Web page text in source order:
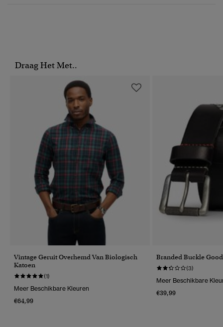
Draag Het Met..
Vintage Geruit Overhemd Van Biologisch
Katoen
(1)
Meer Beschikbare Kleuren
€64,99
Branded Buckle
(3)
Meer Beschikbare
€39,99